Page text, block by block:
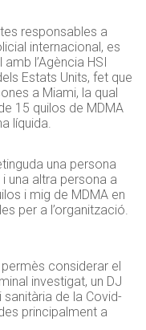
responsables a
internacional, es
l’Agència HSI
Estats Units, fet que
a Miami, la qual
15 quilos de MDMA
líquida.
una persona
una altra persona a
i mig de MDMA en
per a l’organització.
considerar el
investigat, un DJ
sanitària de la Covid-
principalment a